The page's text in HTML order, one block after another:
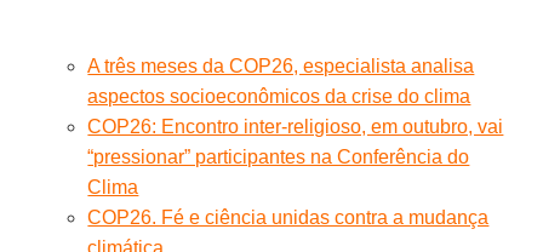
A três meses da COP26, especialista analisa
aspectos socioeconômicos da crise do clima
COP26: Encontro inter-religioso, em outubro, vai
“pressionar” participantes na Conferência do
Clima
COP26. Fé e ciência unidas contra a mudança
climática